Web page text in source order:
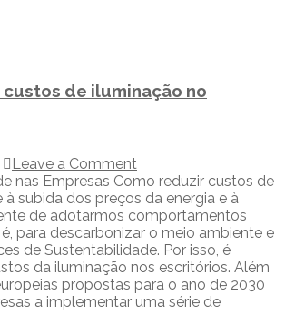
de iluminação no
Leave a Comment
nas Empresas Como reduzir custos de
à subida dos preços da energia e à
de adotarmos comportamentos
para descarbonizar o meio ambiente e
de Sustentabilidade. Por isso, é
da iluminação nos escritórios. Além
propostas para o ano de 2030
a implementar uma série de